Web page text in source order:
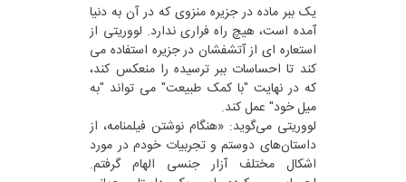
یک ببر ماده در جزیره منزوی که در آن به دنیا
آمده است، هیچ راه فراری ندارد. لووریتی از
استعاره ای از آتشفشان در جزیره استفاده می
کند تا احساسات ببر ترسیده را منعکس کند،
که در نهایت "با کمک طبیعت" می تواند "به
میل خود" عمل کند.
لووریتی می‌گوید: «هنگام نوشتن فیلمنامه، از
داستان‌های دوستم و تجربیات خودم در مورد
اشکال مختلف آزار جنسی الهام گرفتم.